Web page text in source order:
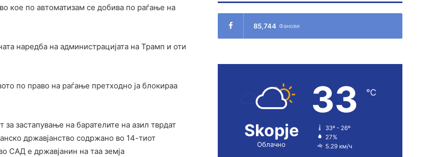
кое по автоматизам се добива по раѓање на
наредба на администрацијата на Трамп и оти
по право на раѓање претходно ја блокираа
застапување на барателите на азил тврдат
државјанство содржано во 14-тиот
САД е државјанин на таа земја
85,744 Фанови
Skopje
Облачно
33 ℃
33º - 26º
27%
5.29 км/ч